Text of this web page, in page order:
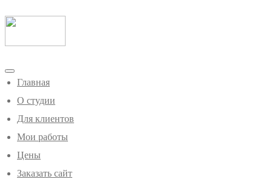
Toggle
navigation
Главная
О студии
Для клиентов
Мои работы
Цены
Заказать сайт